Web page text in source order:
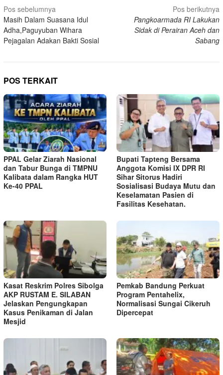
Navigasi
pos
Pos sebelumnya
Masih Dalam Suasana Idul
Adha,Paguyuban Wihara
Pejagalan Adakan Bakti Sosial
Pos berikutnya
Pangkoarmada RI Lakukan
Sidak di Perairan Aceh dan
Sabang
POS TERKAIT
PPAL Gelar Ziarah Nasional
dan Tabur Bunga di TMPNU
Kalibata dalam Rangka HUT
Ke-40 PPAL
Bupati Tapteng Bersama
Anggota Komisi IX DPR RI
Sihar Sitorus Hadiri
Sosialisasi Budaya Mutu dan
Keselamatan Pasien di
Fasilitas Kesehatan.
Kasat Reskrim Polres Sibolga
AKP RUSTAM E. SILABAN
Jelaskan Pengungkapan
Kasus Penikaman di Jalan
Mesjid
Pemkab Bandung Perkuat
Program Pentahelix,
Normalisasi Sungai Cikeruh
Dipercepat